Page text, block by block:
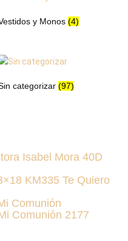
y Monos (4)
categorizar (97)
Isabel Mora 40D
KM335 Te Quiero
Comunión
Comunión 2177